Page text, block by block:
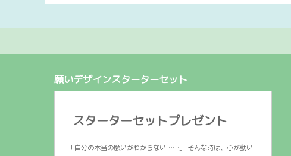
願いデザインスターターセット
スターターセットプレゼント
「自分の本当の願いがわからない……」 そんな時は、心が動い